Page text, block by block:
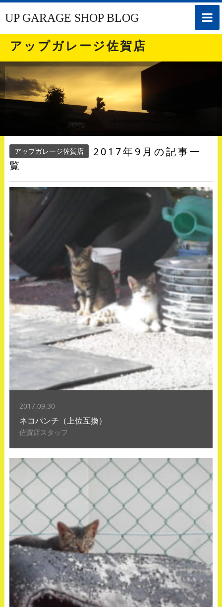
toggle
UP GARAGE SHOP BLOG
アップガレージ佐賀店
アップガレージ佐賀店
2017年9月の記事一
覧
2017.09.30
ネコパンチ（上位互換）
佐賀店スタッフ